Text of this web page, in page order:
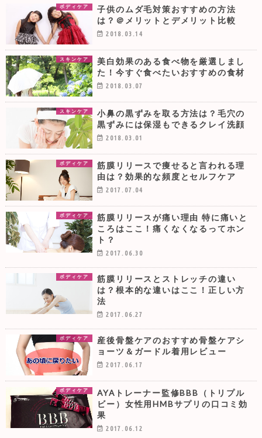
ボディケア
子供のムダ毛対策おすすめの方法
は？＠メリットとデメリット比較
2018.03.14
スキンケア
美白効果のある食べ物を厳選しまし
た！今すぐ食べたいおすすめの食材
2018.03.07
スキンケア
小鼻の黒ずみを取る方法は？毛穴の
黒ずみには保湿もできるクレイ洗顔
2018.03.01
ボディケア
筋膜リリースで痩せると言われる理
由は？効果的な頻度とセルフケア
2017.07.04
ボディケア
筋膜リリースが痛い理由 特に痛いと
ころはここ！痛くなくなるってホン
ト？
2017.06.30
ボディケア
筋膜リリースとストレッチの違い
は？根本的な違いはここ！正しい方
法
2017.06.27
ボディケア
産後骨盤ケアのおすすめ骨盤ケアシ
ョーツ＆ガードル着用レビュー
2017.06.17
ボディケア
AYAトレーナー監修BBB（トリプル
ビー）女性用HMBサプリの口コミ効
果
2017.06.12